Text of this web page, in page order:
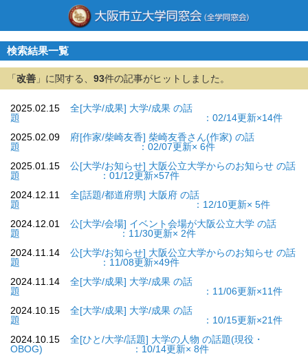
検索結果一覧
「 改善 」に関する、 93件の記事がヒットしました。
2025.02.15
全[大学/成果] 大学/成果 の話
題 ：02/14更新×14件
2025.02.09
府[作家/柴崎友香] 柴崎友香さん(作家) の話
題 ：02/07更新× 6件
2025.01.15
公[大学/お知らせ] 大阪公立大学からのお知らせ の話
題 ：01/12更新×57件
2024.12.11
全[話題/都道府県] 大阪府 の話
題 ：12/10更新× 5件
2024.12.01
公[大学/会場] イベント会場が大阪公立大学 の話
題 ：11/30更新× 2件
2024.11.14
公[大学/お知らせ] 大阪公立大学からのお知らせ の話
題 ：11/08更新×49件
2024.11.14
全[大学/成果] 大学/成果 の話
題 ：11/06更新×11件
2024.10.15
全[大学/成果] 大学/成果 の話
題 ：10/15更新×21件
2024.10.15
全[ひと/大学/話題] 大学の人物 の話題(現役・
OBOG) ：10/14更新× 8件